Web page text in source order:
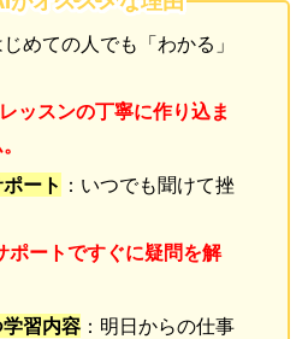
じめての人でも「わかる」
ッスンの丁寧に作り込ま
ート ：いつでも聞けて挫
ポートですぐに疑問を解
習内容 ：明日からの仕事